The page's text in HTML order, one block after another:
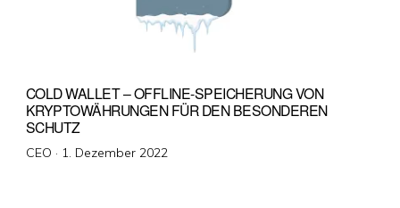
COLD WALLET – OFFLINE-SPEICHERUNG VON
KRYPTOWÄHRUNGEN FÜR DEN BESONDEREN
SCHUTZ
CEO · Veröffentlicht
1. Dezember 2022